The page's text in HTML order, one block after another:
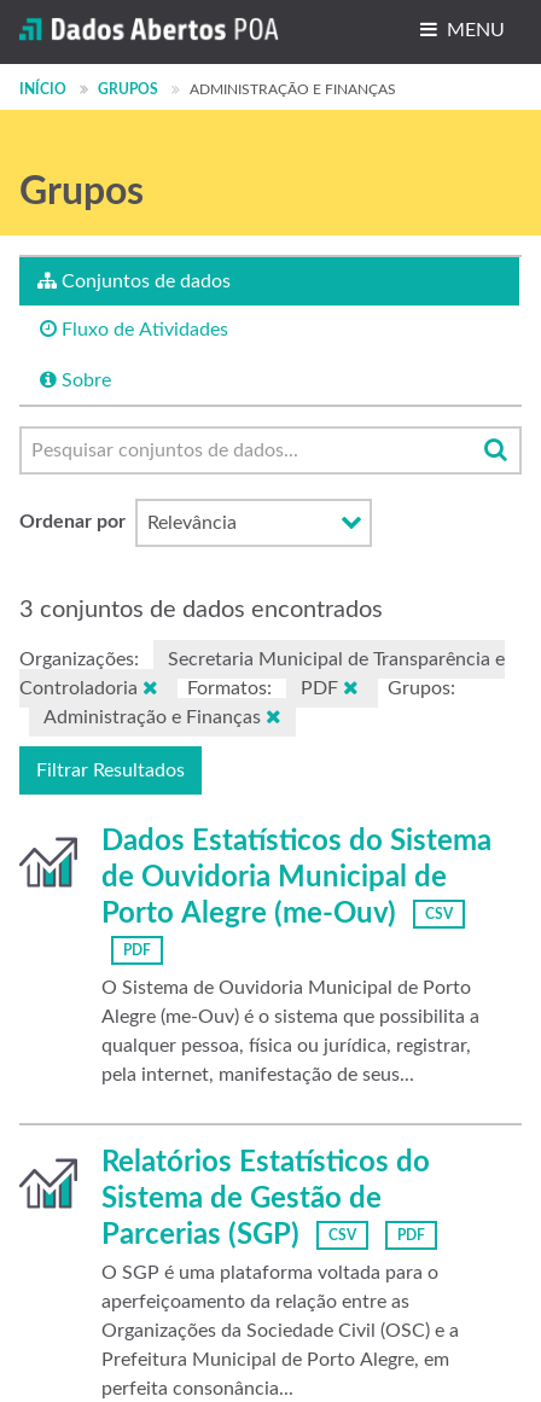
MENU
Conjuntos de dados
Grupos
INÍCIO GRUPOS ADMINISTRAÇÃO E FINANÇAS
Grupos
Conjuntos de dados
Fluxo de Atividades
Sobre
Ordenar por
3 conjuntos de dados encontrados
Organizações:
Secretaria Municipal de Transparência e
Controladoria
Formatos: PDF
Grupos:
Administração e Finanças
Filtrar Resultados
Dados Estatísticos do Sistema
de Ouvidoria Municipal de
Porto Alegre (me-Ouv)
CSV
PDF
O Sistema de Ouvidoria Municipal de Porto
Alegre (me-Ouv) é o sistema que possibilita a
qualquer pessoa, física ou jurídica, registrar,
pela internet, manifestação de seus...
Relatórios Estatísticos do
Sistema de Gestão de
Parcerias (SGP)
CSV PDF
O SGP é uma plataforma voltada para o
aperfeiçoamento da relação entre as
Organizações da Sociedade Civil (OSC) e a
Prefeitura Municipal de Porto Alegre, em
perfeita consonância...